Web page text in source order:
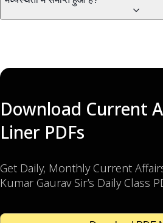
Download Current
Liner PDFs
Get Daily, Monthly Current
Kumar Gaurav Sir’s Daily Class